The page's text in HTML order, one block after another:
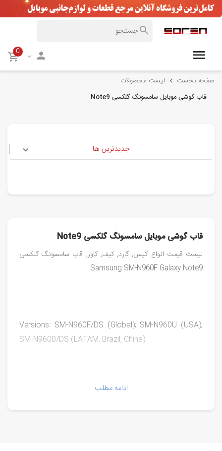
0
صفحه نخست لیست محصولات
قاب گوشی موبایل سامسونگ گلکسی Note9
جدیدترین ها
قاب گوشی موبایل سامسونگ گلکسی Note9
لیست قیمت انواع کیس, گارد, کیف, کاور, قاب سامسونگ گلکسی
Samsung SM-N960F Galaxy Note9
Versions: SM-N960F/DS (Global); SM-N960U (USA);
SM-N9600/DS (LATAM, Brazil, China)
نسخه‌ها:
ادامه مطلب